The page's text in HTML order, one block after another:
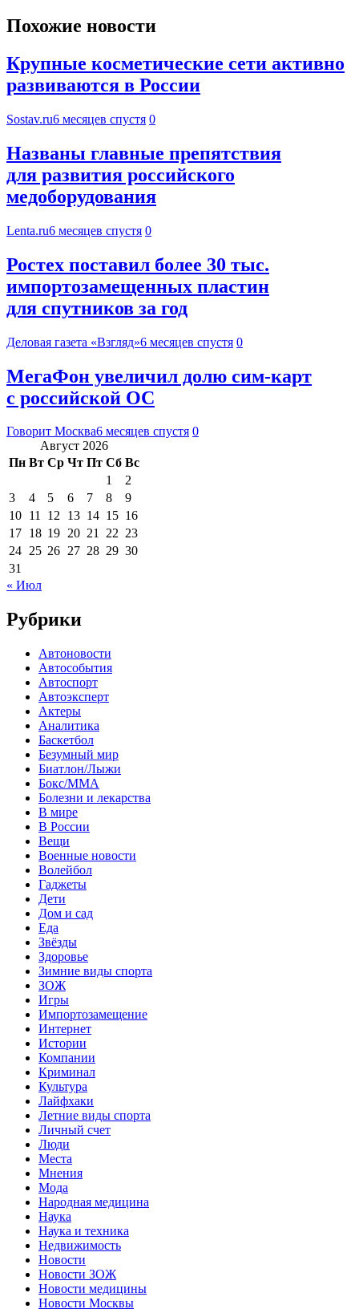
Похожие новости
Крупные косметические сети активно
развиваются в России
Sostav.ru6 месяцев спустя 0
Названы главные препятствия
для развития российского
медоборудования
Lenta.ru6 месяцев спустя 0
Ростех поставил более 30 тыс.
импортозамещенных пластин
для спутников за год
Деловая газета «Взгляд»6 месяцев спустя 0
МегаФон увеличил долю сим‑карт
с российской ОС
Говорит Москва6 месяцев спустя 0
Август 2026
Пн Вт Ср Чт Пт Сб Вс
1
2
3
4 5 6 7 8
9
10 11 12 13 14 15 16
17 18 19 20 21 22 23
24 25 26 27 28 29 30
31
« Июл
Рубрики
Автоновости
Автособытия
Автоспорт
Автоэксперт
Актеры
Аналитика
Баскетбол
Безумный мир
Биатлон/Лыжи
Бокс/MMA
Болезни и лекарства
В мире
В России
Вещи
Военные новости
Волейбол
Гаджеты
Дети
Дом и сад
Еда
Звёзды
Здоровье
Зимние виды спорта
ЗОЖ
Игры
Импортозамещение
Интернет
Истории
Компании
Криминал
Культура
Лайфхаки
Летние виды спорта
Личный счет
Люди
Места
Мнения
Мода
Народная медицина
Наука
Наука и техника
Недвижимость
Новости
Новости ЗОЖ
Новости медицины
Новости Москвы